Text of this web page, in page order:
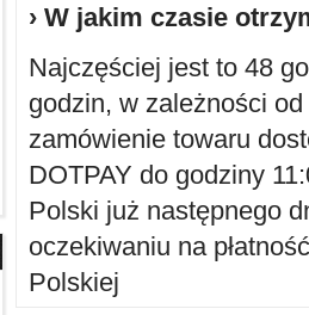
› W jakim czasie
Najczęściej jest to 48
godzin, w zależności od
zamówienie towaru
DOTPAY do godziny
Polski już następnego
oczekiwaniu na
Polskiej